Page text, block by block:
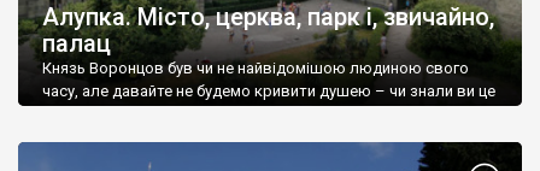
Алупка. Місто, церква, парк і, звичайно,
палац
Князь Воронцов був чи не найвідомішою людиною свого
часу, але давайте не будемо кривити душею – чи знали ви це